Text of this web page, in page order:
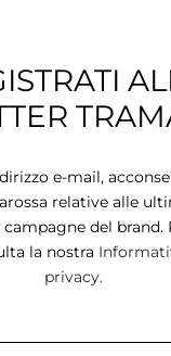
e-mail,
relative alle
del
la nostra
privacy.